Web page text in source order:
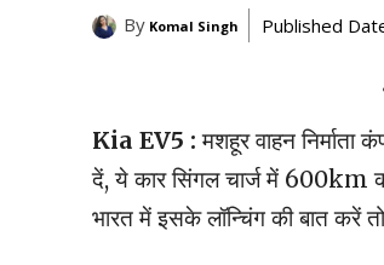
By Komal Singh Published
Kia EV5 :मशहूर वाहन
दें, ये कार सिंगल चार्ज में 600km
भारत में इसके लॉन्चिंग की बात करें